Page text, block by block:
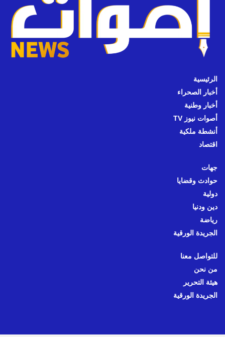
الرئيسية
أخبار الصحراء
أخبار وطنية
أصوات نيوز TV
أنشطة ملكية
اقتصاد
جهات
حوادث وقضايا
دولية
دين ودنيا
رياضة
الجريدة الورقية
للتواصل معنا
من نحن
هيئة التحرير
الجريدة الورقية